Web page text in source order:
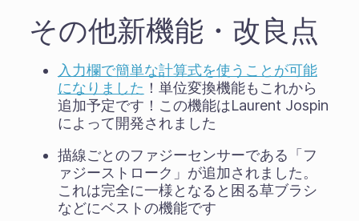
その他新機能・改良点
入力欄で簡単な計算式を使うことが可能
になりました ！単位変換機能もこれから
追加予定です！この機能はLaurent Jospin
によって開発されました
描線ごとのファジーセンサーである「フ
ァジーストローク」が追加されました。
これは完全に一様となると困る草ブラシ
などにベストの機能です